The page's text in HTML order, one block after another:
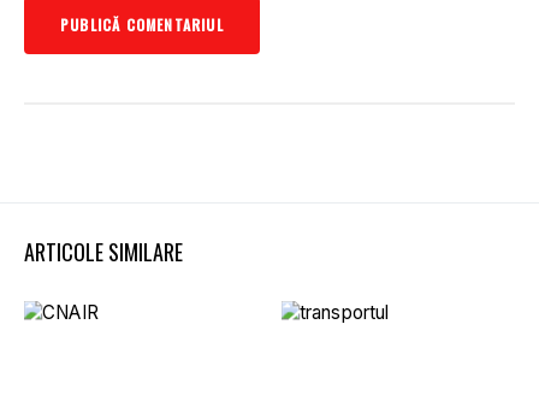
ARTICOLE SIMILARE